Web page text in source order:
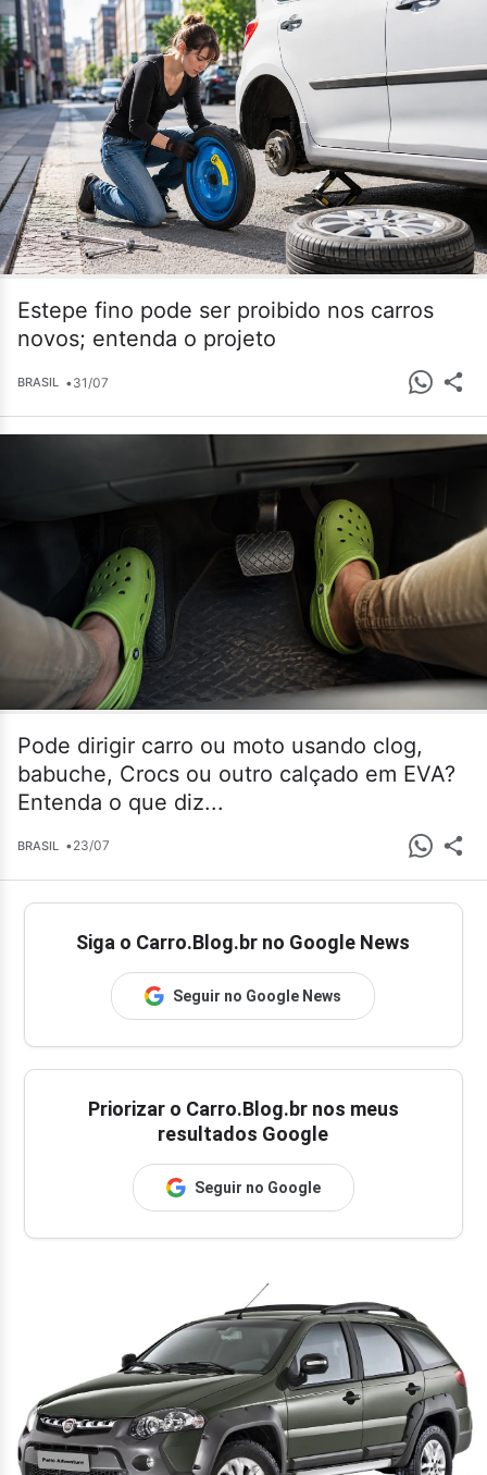
Estepe fino pode ser proibido nos carros
novos; entenda o projeto
BRASIL •31/07
Pode dirigir carro ou moto usando clog,
babuche, Crocs ou outro calçado em EVA?
Entenda o que diz...
BRASIL •23/07
Siga o Carro.Blog.br no Google News
Seguir no Google News
Priorizar o Carro.Blog.br nos meus
resultados Google
Seguir no Google